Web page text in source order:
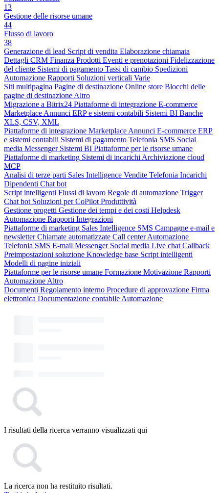
13
Gestione delle risorse umane
44
Flusso di lavoro
38
Generazione di lead Script di vendita Elaborazione chiamata
Dettagli CRM Finanza Prodotti Eventi e prenotazioni Fidelizzazione
del cliente Sistemi di pagamento Tassi di cambio Spedizioni
Automazione Rapporti Soluzioni verticali Varie
Siti multipagina Pagine di destinazione Online store Blocchi delle
pagine di destinazione Altro
Migrazione a Bitrix24 Piattaforme di integrazione E-commerce
Marketplace Annunci ERP e sistemi contabili Sistemi BI Banche
XLS, CSV, XML
Piattaforme di integrazione Marketplace Annunci E-commerce ERP
e sistemi contabili Sistemi di pagamento Telefonia SMS Social
media Messenger Sistemi BI Piattaforme per le risorse umane
Piattaforme di marketing Sistemi di incarichi Archiviazione cloud
MCP
Analisi di terze parti Sales Intelligence Vendite Telefonia Incarichi
Dipendenti Chat bot
Script intelligenti Flussi di lavoro Regole di automazione Trigger
Chat bot Soluzioni per CoPilot Produttività
Gestione progetti Gestione dei tempi e dei costi Helpdesk
Automazione Rapporti Integrazioni
Piattaforme di marketing Sales Intelligence SMS Campagne e-mail e
newsletter Chiamate automatizzate Call center Automazione
Telefonia SMS E-mail Messenger Social media Live chat Callback
Preimpostazioni soluzione Knowledge base Script intelligenti
Modelli di pagine iniziali
Piattaforme per le risorse umane Formazione Motivazione Rapporti
Automazione Altro
Documenti Regolamento interno Procedure di approvazione Firma
elettronica Documentazione contabile Automazione
I risultati della ricerca verranno visualizzati qui
La ricerca non ha restituito risultati.